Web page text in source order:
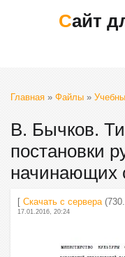
Сайт
Главная » Файлы »
В. Бычков.
постановки
начинающих
[ Скачать с сервера
17.01.2016, 20:24